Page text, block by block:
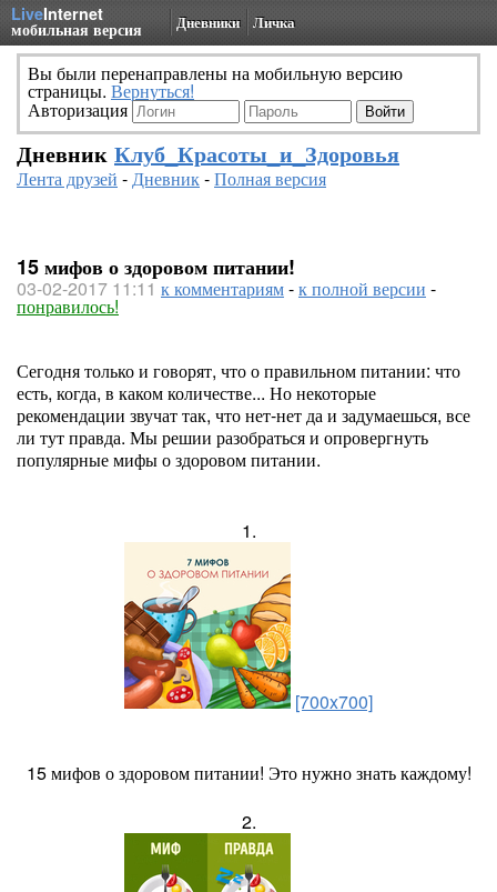
LiveInternet
мобильная версия Дневники Личка
Вы были перенаправлены на мобильную версию
страницы. Вернуться!
Авторизация
Дневник Клуб_Красоты_и_Здоровья
Лента друзей -Дневник-Полная версия
15 мифов о здоровом питании!
03-02-2017 11:11 к комментариям-к полной версии -
понравилось!
Сегодня только и говорят, что о правильном питании: что
есть, когда, в каком количестве... Но некоторые
рекомендации звучат так, что нет-нет да и задумаешься, все
ли тут правда. Мы решии разобраться и опровергнуть
популярные мифы о здоровом питании.
1.
[700x700]
15 мифов о здоровом питании! Это нужно знать каждому!
2.